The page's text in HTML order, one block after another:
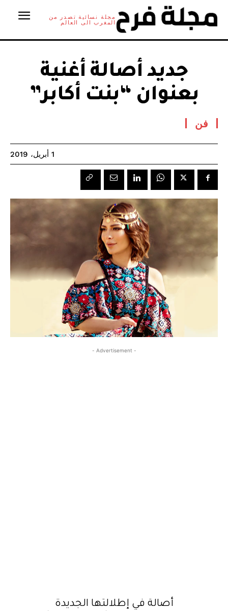
مجلة نسائية تصدر من
المغرب الى العالم
جديد أصالة أغنية
بعنوان “بنت أكابر”
فن
1 أبريل، 2019
- Advertisement -
أصالة في إطلالتها الجديدة